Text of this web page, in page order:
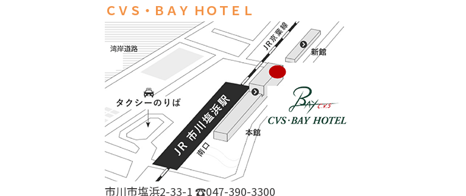
ＣＶＳ・ＢＡＹ ＨＯＴＥＬ
市川市塩浜2-33-1 ☎047-390-3300